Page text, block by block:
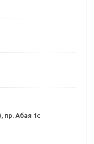
пр. Абая 1с